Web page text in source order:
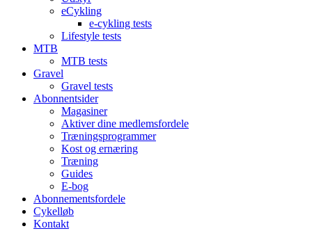
eCykling
e-cykling tests
Lifestyle tests
MTB
MTB tests
Gravel
Gravel tests
Abonnentsider
Magasiner
Aktiver dine medlemsfordele
Træningsprogrammer
Kost og ernæring
Træning
Guides
E-bog
Abonnementsfordele
Cykelløb
Kontakt